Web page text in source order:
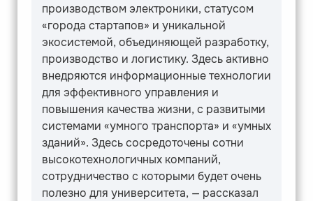
производством электроники, статусом
«города стартапов» и уникальной
экосистемой, объединяющей разработку,
производство и логистику. Здесь активно
внедряются информационные технологии
для эффективного управления и
повышения качества жизни, с развитыми
системами «умного транспорта» и «умных
зданий». Здесь сосредоточены сотни
высокотехнологичных компаний,
сотрудничество с которыми будет очень
полезно для университета, — рассказал